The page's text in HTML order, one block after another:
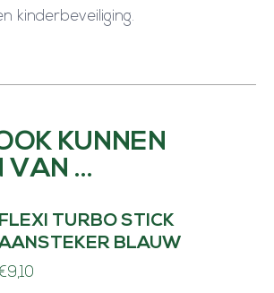
kinderbeveiliging.
KUNNEN
VAN …
FLEXI TURBO STICK
BLAUW
9,10